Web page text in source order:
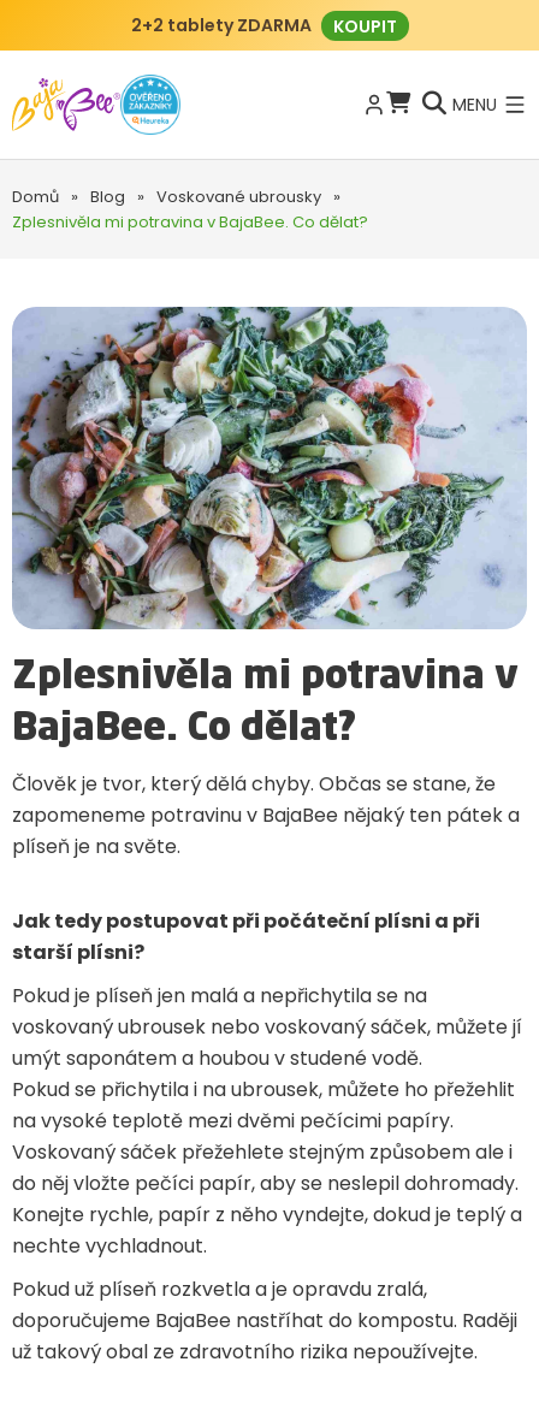
2+2 tablety ZDARMA KOUPIT
MENU
Domů » Blog » Voskované ubrousky »
Zplesnivěla mi potravina v BajaBee. Co dělat?
Zplesnivěla mi potravina v
BajaBee. Co dělat?
Člověk je tvor, který dělá chyby. Občas se stane, že
zapomeneme potravinu v BajaBee nějaký ten pátek a
plíseň je na světe.
Jak tedy postupovat při počáteční plísni a při
starší plísni?
Pokud je plíseň jen malá a nepřichytila se na
voskovaný ubrousek nebo voskovaný sáček, můžete jí
umýt saponátem a houbou v studené vodě.
Pokud se přichytila i na ubrousek, můžete ho přežehlit
na vysoké teplotě mezi dvěmi pečícimi papíry.
Voskovaný sáček přežehlete stejným způsobem ale i
do něj vložte pečíci papír, aby se neslepil dohromady.
Konejte rychle, papír z něho vyndejte, dokud je teplý a
nechte vychladnout.
Pokud už plíseň rozkvetla a je opravdu zralá,
doporučujeme BajaBee nastříhat do kompostu. Raději
už takový obal ze zdravotního rizika nepoužívejte.